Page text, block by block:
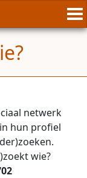
netwerk
hun profiel
wie?